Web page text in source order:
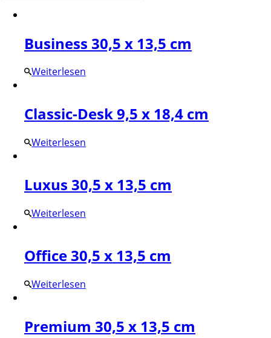
Business 30,5 x 13,5 cm
Weiterlesen
Classic-Desk 9,5 x 18,4 cm
Weiterlesen
Luxus 30,5 x 13,5 cm
Weiterlesen
Office 30,5 x 13,5 cm
Weiterlesen
Premium 30,5 x 13,5 cm